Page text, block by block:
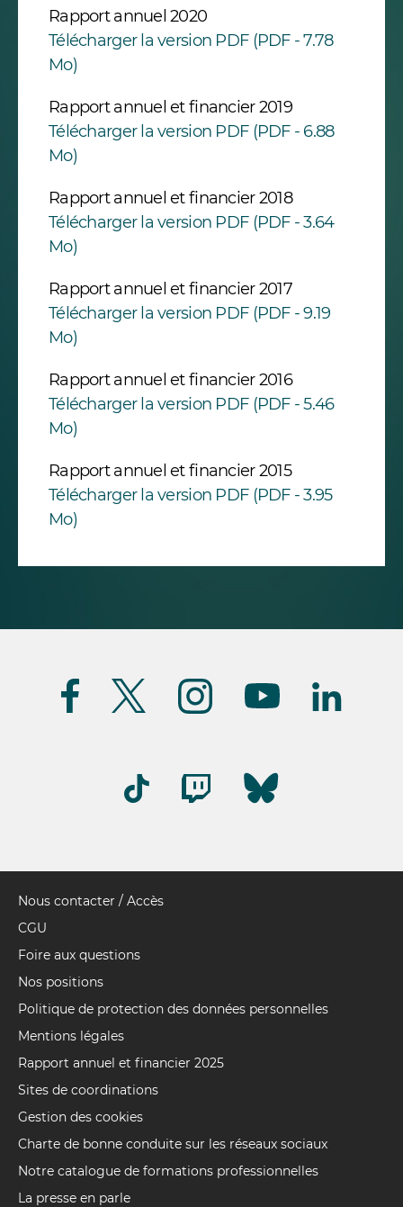
Rapport annuel 2020
Télécharger la version PDF (PDF - 7.78
Mo)
Rapport annuel et financier 2019
Télécharger la version PDF (PDF - 6.88
Mo)
Rapport annuel et financier 2018
Télécharger la version PDF (PDF - 3.64
Mo)
Rapport annuel et financier 2017
Télécharger la version PDF (PDF - 9.19
Mo)
Rapport annuel et financier 2016
Télécharger la version PDF (PDF - 5.46
Mo)
Rapport annuel et financier 2015
Télécharger la version PDF (PDF - 3.95
Mo)
Pied
de
Nous contacter / Accès
CGU
Foire aux questions
Nos positions
Politique de protection des données personnelles
Mentions légales
Rapport annuel et financier 2025
Sites de coordinations
Gestion des cookies
Charte de bonne conduite sur les réseaux sociaux
Notre catalogue de formations professionnelles
La presse en parle